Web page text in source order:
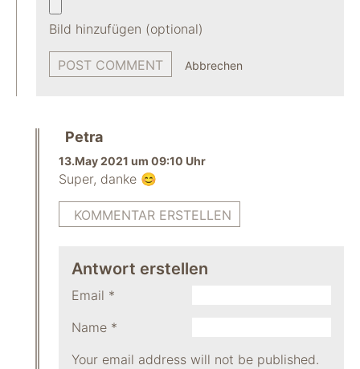
Bild hinzufügen (optional)
Abbrechen
Petra
13.May 2021 um 09:10 Uhr
Super, danke 😊
KOMMENTAR ERSTELLEN
Antwort erstellen
Your email address will not be published.
Name *
Email *